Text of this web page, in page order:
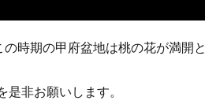
時期の甲府盆地は桃の花が満開と
非お願いします。